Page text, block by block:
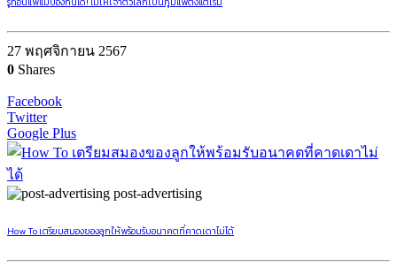
27 พฤศจิกายน 2567
0 Shares
Facebook
Twitter
Google Plus
post-advertising
How To เตรียมสมองของลูกให้พร้อมรับอนาคตที่คาดเดาไม่ได้